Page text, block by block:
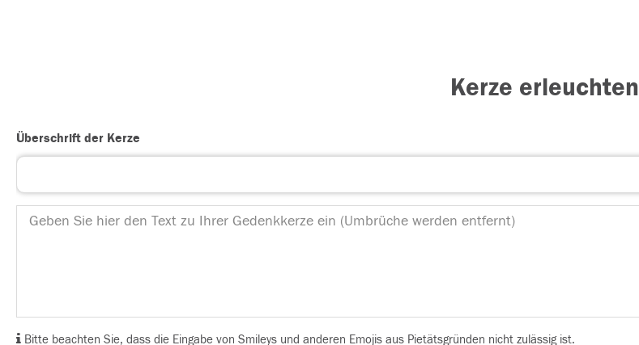
Kerze erleuchten
Überschrift der Kerze
Bitte beachten Sie, dass die Eingabe von Smileys und anderen Emojis aus Pietätsgründen nicht zulässig ist.